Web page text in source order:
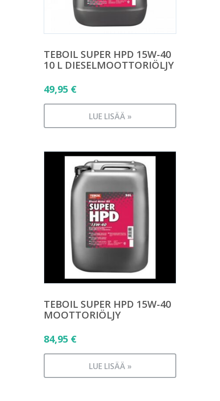
TEBOIL SUPER HPD 15W-40
10 L DIESELMOOTTORIÖLJY
49,95 €
LUE LISÄÄ »
TEBOIL SUPER HPD 15W-40
MOOTTORIÖLJY
84,95 €
LUE LISÄÄ »